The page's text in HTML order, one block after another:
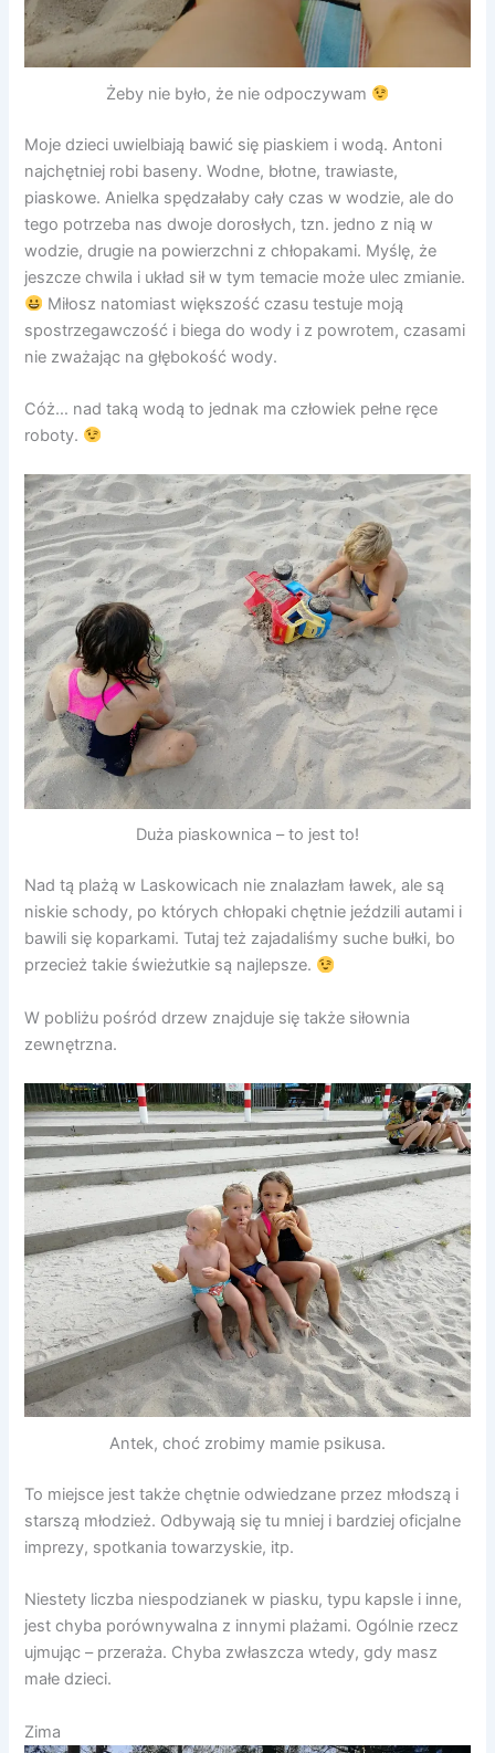
Żeby nie było, że nie odpoczywam
Moje dzieci uwielbiają bawić się piaskiem i wodą. Antoni
najchętniej robi baseny. Wodne, błotne, trawiaste,
piaskowe. Anielka spędzałaby cały czas w wodzie, ale do
tego potrzeba nas dwoje dorosłych, tzn. jedno z nią w
wodzie, drugie na powierzchni z chłopakami. Myślę, że
jeszcze chwila i układ sił w tym temacie może ulec zmianie.
Miłosz natomiast większość czasu testuje moją
spostrzegawczość i biega do wody i z powrotem, czasami
nie zważając na głębokość wody.
Cóż… nad taką wodą to jednak ma człowiek pełne ręce
roboty.
Duża piaskownica – to jest to!
Nad tą plażą w Laskowicach nie znalazłam ławek, ale są
niskie schody, po których chłopaki chętnie jeździli autami i
bawili się koparkami. Tutaj też zajadaliśmy suche bułki, bo
przecież takie świeżutkie są najlepsze.
W pobliżu pośród drzew znajduje się także siłownia
zewnętrzna.
Antek, choć zrobimy mamie psikusa.
To miejsce jest także chętnie odwiedzane przez młodszą i
starszą młodzież. Odbywają się tu mniej i bardziej oficjalne
imprezy, spotkania towarzyskie, itp.
Niestety liczba niespodzianek w piasku, typu kapsle i inne,
jest chyba porównywalna z innymi plażami. Ogólnie rzecz
ujmując – przeraża. Chyba zwłaszcza wtedy, gdy masz
małe dzieci.
Zima